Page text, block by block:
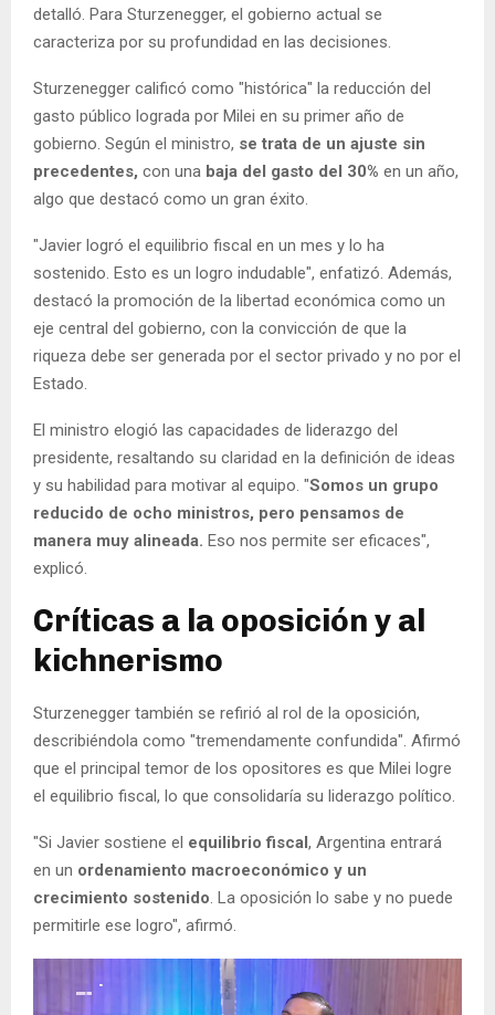
detalló. Para Sturzenegger, el gobierno actual se
caracteriza por su profundidad en las decisiones.
Sturzenegger calificó como "histórica" la reducción del
gasto público lograda por Milei en su primer año de
gobierno. Según el ministro, se trata de un ajuste sin
precedentes, con una baja del gasto del 30% en un año,
algo que destacó como un gran éxito.
"Javier logró el equilibrio fiscal en un mes y lo ha
sostenido. Esto es un logro indudable", enfatizó. Además,
destacó la promoción de la libertad económica como un
eje central del gobierno, con la convicción de que la
riqueza debe ser generada por el sector privado y no por el
Estado.
El ministro elogió las capacidades de liderazgo del
presidente, resaltando su claridad en la definición de ideas
y su habilidad para motivar al equipo. "Somos un grupo
reducido de ocho ministros, pero pensamos de
manera muy alineada. Eso nos permite ser eficaces",
explicó.
Críticas a la oposición y al
kichnerismo
Sturzenegger también se refirió al rol de la oposición,
describiéndola como "tremendamente confundida". Afirmó
que el principal temor de los opositores es que Milei logre
el equilibrio fiscal, lo que consolidaría su liderazgo político.
"Si Javier sostiene el equilibrio fiscal, Argentina entrará
en un ordenamiento macroeconómico y un
crecimiento sostenido. La oposición lo sabe y no puede
permitirle ese logro", afirmó.